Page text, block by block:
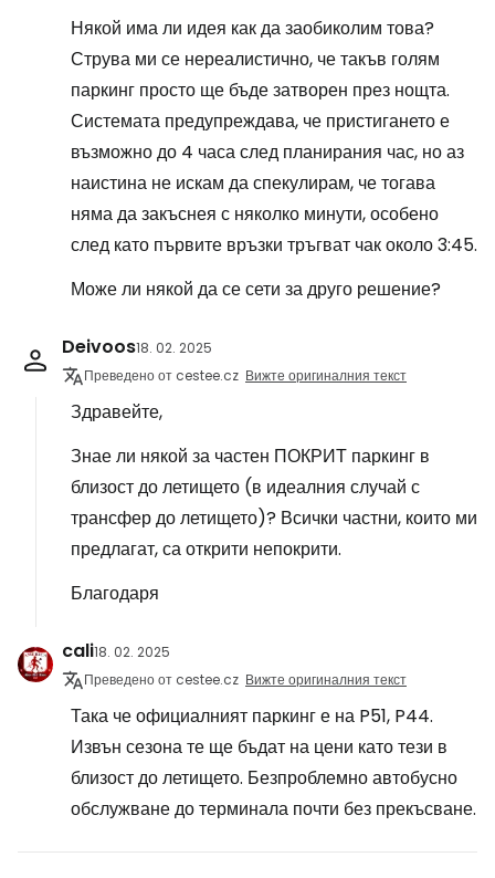
Някой има ли идея как да заобиколим това?
Струва ми се нереалистично, че такъв голям
паркинг просто ще бъде затворен през нощта.
Системата предупреждава, че пристигането е
възможно до 4 часа след планирания час, но аз
наистина не искам да спекулирам, че тогава
няма да закъснея с няколко минути, особено
след като първите връзки тръгват чак около 3:45.
Може ли някой да се сети за друго решение?
Deivoos18. 02. 2025
Преведено от cestee.cz Вижте оригиналния текст
Здравейте,
Знае ли някой за частен ПОКРИТ паркинг в
близост до летището (в идеалния случай с
трансфер до летището)? Всички частни, които ми
предлагат, са открити непокрити.
Благодаря
cali18. 02. 2025
Преведено от cestee.cz Вижте оригиналния текст
Така че официалният паркинг е на P51, P44.
Извън сезона те ще бъдат на цени като тези в
близост до летището. Безпроблемно автобусно
обслужване до терминала почти без прекъсване.